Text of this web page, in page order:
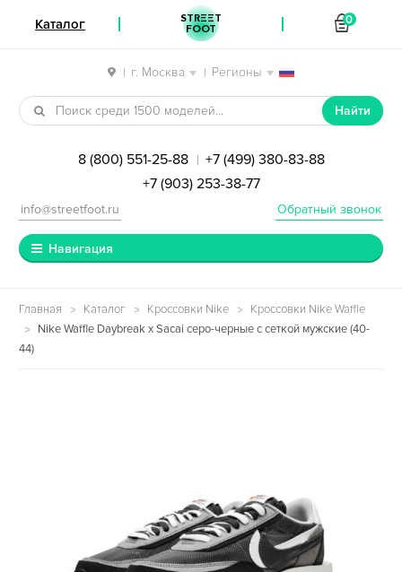
| г. Москва | Регионы
Перейти к навигации
Перейти к содержимому
Найти
8 (800) 551-25-88 | +7 (499) 380-83-88
+7 (903) 253-38-77
Обратный звонок
info@streetfoot.ru
Навигация
Главная Каталог Кроссовки Nike
Кроссовки Nike Waffle
Nike Waffle Daybreak x Sacai серо-черные с сеткой мужские (40-
44)
Каталог STREET
FOOT
0